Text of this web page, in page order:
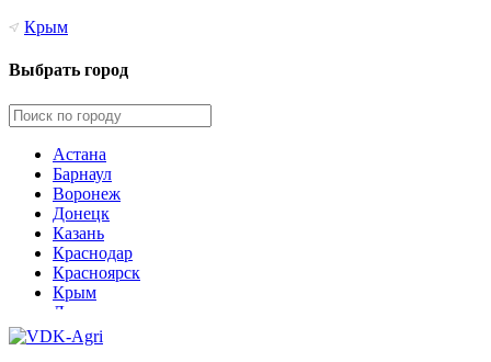
Крым
Выбрать город
Астана
Барнаул
Воронеж
Донецк
Казань
Краснодар
Красноярск
Крым
Луганск
Москва
Нижний Новгород